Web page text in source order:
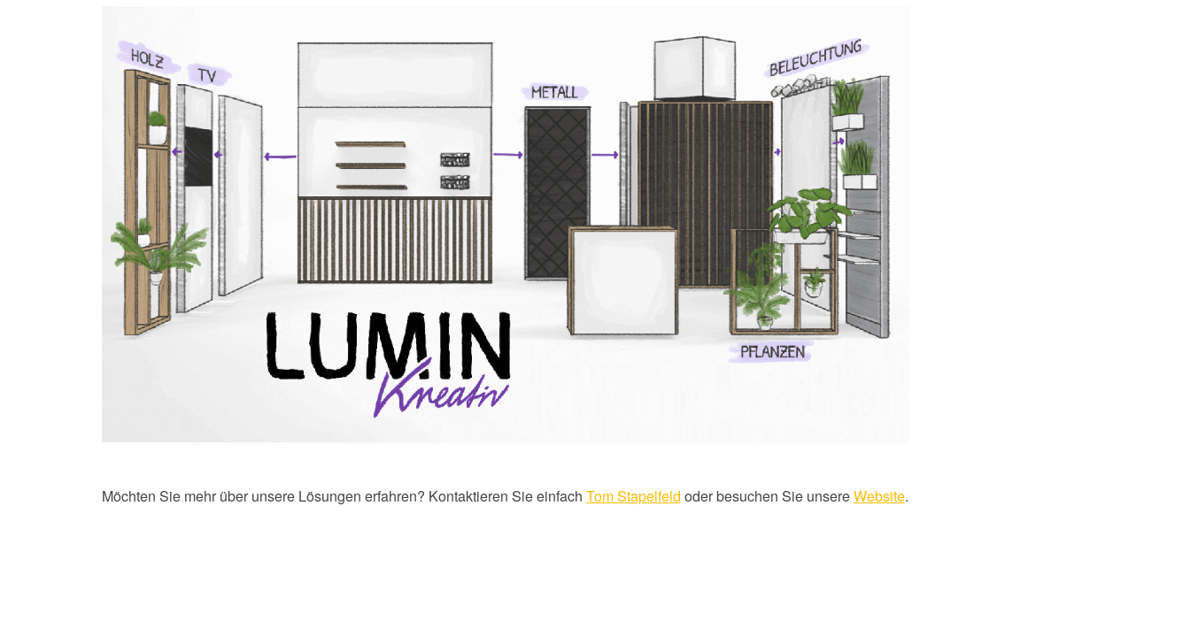
Möchten Sie mehr über unsere Lösungen erfahren? Kontaktieren Sie einfach TomStapelfeld oder besuchen Sie unsereWebsite.